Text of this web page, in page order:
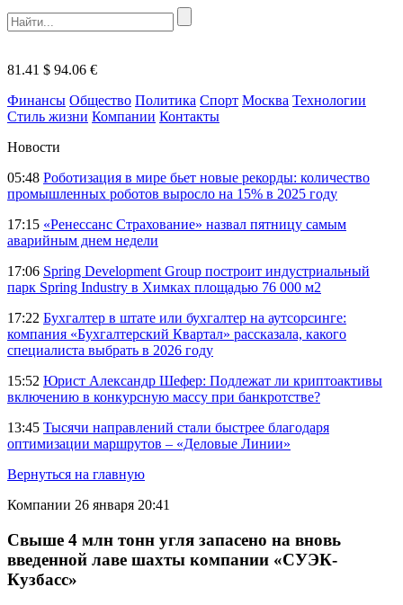
81.41 $ 94.06 €
Финансы Общество Политика Спорт Москва Технологии
Стиль жизни Компании Контакты
Новости
05:48 Роботизация в мире бьет новые рекорды: количество
промышленных роботов выросло на 15% в 2025 году
17:15 «Ренессанс Страхование» назвал пятницу самым
аварийным днем недели
17:06 Spring Development Group построит индустриальный
парк Spring Industry в Химках площадью 76 000 м2
17:22 Бухгалтер в штате или бухгалтер на аутсорсинге:
компания «Бухгалтерский Квартал» рассказала, какого
специалиста выбрать в 2026 году
15:52 Юрист Александр Шефер: Подлежат ли криптоактивы
включению в конкурсную массу при банкротстве?
13:45 Тысячи направлений стали быстрее благодаря
оптимизации маршрутов – «Деловые Линии»
Вернуться на главную
Компании 26 января 20:41
Свыше 4 млн тонн угля запасено на вновь
введенной лаве шахты компании «СУЭК-
Кузбасс»